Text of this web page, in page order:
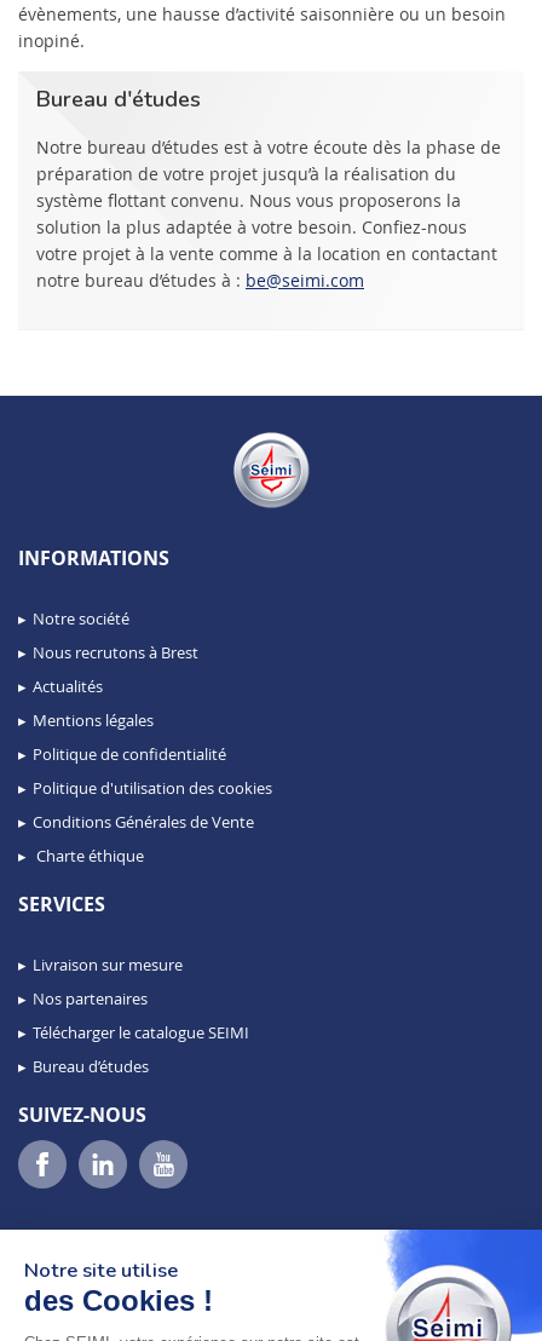
évènements, une hausse d’activité saisonnière ou un besoin
inopiné.
Bureau d'études
Notre bureau d’études est à votre écoute dès la phase de
préparation de votre projet jusqu’à la réalisation du
système flottant convenu. Nous vous proposerons la
solution la plus adaptée à votre besoin. Confiez-nous
votre projet à la vente comme à la location en contactant
notre bureau d’études à : be@seimi.com
INFORMATIONS
Notre société
Nous recrutons à Brest
Actualités
Mentions légales
Politique de confidentialité
Politique d'utilisation des cookies
Conditions Générales de Vente
Charte éthique
SERVICES
Livraison sur mesure
Nos partenaires
Télécharger le catalogue SEIMI
Bureau d’études
SUIVEZ-NOUS
Notre site utilise
des Cookies !